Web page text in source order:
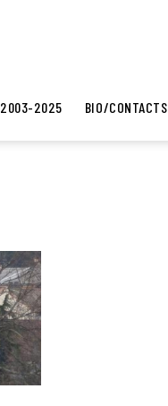
2003-2025 BIO/CONTACTS